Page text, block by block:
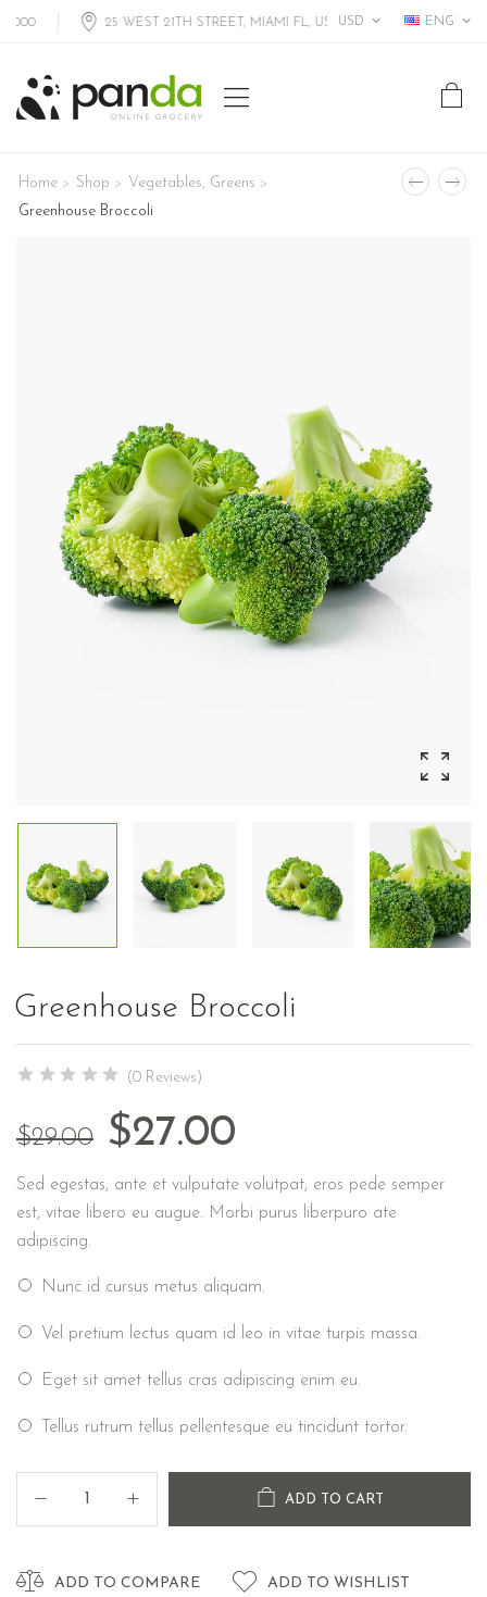
25 WEST 21TH STREET, MIAMI FL, USA USD ENG
Home > Shop > Vegetables, Greens >
Greenhouse Broccoli
Greenhouse Broccoli
(0 Reviews)
$29.00 $27.00
Sed egestas, ante et vulputate volutpat, eros pede semper
est, vitae libero eu augue. Morbi purus liberpuro ate
adipiscing.
Nunc id cursus metus aliquam.
Vel pretium lectus quam id leo in vitae turpis massa.
Eget sit amet tellus cras adipiscing enim eu.
Tellus rutrum tellus pellentesque eu tincidunt tortor.
ADD TO CART
ADD TO COMPARE ADD TO WISHLIST